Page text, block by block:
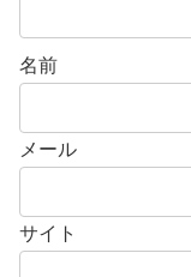
名前
メール
サイト